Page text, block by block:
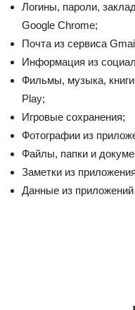
Логины, пароли,
Google Chrome;
Почта из сервиса
Информация из
Фильмы, музыка,
Play;
Игровые сохранения;
Фотографии из
Файлы, папки и
Заметки из
Данные из